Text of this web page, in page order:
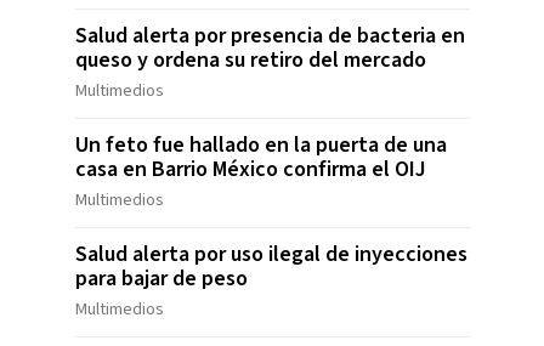
Salud alerta por presencia de bacteria en
queso y ordena su retiro del mercado
Multimedios
Un feto fue hallado en la puerta de una
casa en Barrio México confirma el OIJ
Multimedios
Salud alerta por uso ilegal de inyecciones
para bajar de peso
Multimedios